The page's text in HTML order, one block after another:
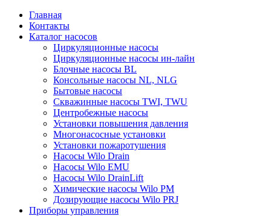
Главная
Контакты
Каталог насосов
Циркуляционные насосы
Циркуляционные насосы ин-лайн
Блочные насосы BL
Консольные насосы NL, NLG
Бытовые насосы
Скважинные насосы TWI, TWU
Центробежные насосы
Установки повышения давления
Многонасосные установки
Установки пожаротушения
Насосы Wilo Drain
Насосы Wilo EMU
Насосы Wilo DrainLift
Химические насосы Wilo PM
Дозирующие насосы Wilo PRJ
Приборы управления